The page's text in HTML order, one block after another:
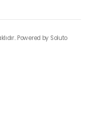
Powered by Soluto